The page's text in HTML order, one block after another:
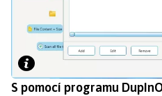
S pomocí programu